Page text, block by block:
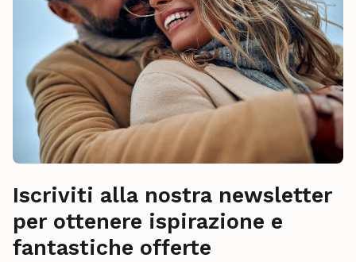
Iscriviti alla nostra newsletter
per ottenere ispirazione e
fantastiche offerte